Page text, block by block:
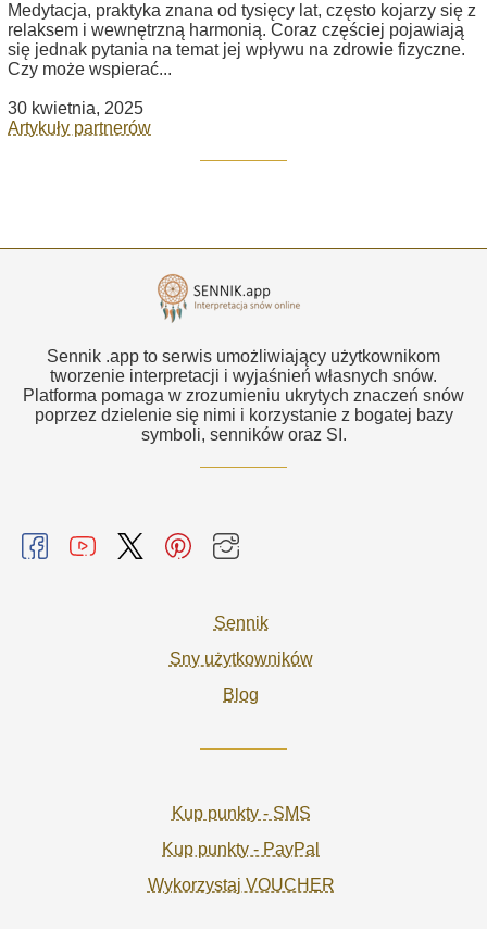
Medytacja, praktyka znana od tysięcy lat, często kojarzy się z
relaksem i wewnętrzną harmonią. Coraz częściej pojawiają
się jednak pytania na temat jej wpływu na zdrowie fizyczne.
Czy może wspierać...
30 kwietnia, 2025
Artykuły partnerów
Sennik .app to serwis umożliwiający użytkownikom
tworzenie interpretacji i wyjaśnień własnych snów.
Platforma pomaga w zrozumieniu ukrytych znaczeń snów
poprzez dzielenie się nimi i korzystanie z bogatej bazy
symboli, senników oraz SI.
Sennik
Sny użytkowników
Blog
Kup punkty - SMS
Kup punkty - PayPal
Wykorzystaj VOUCHER